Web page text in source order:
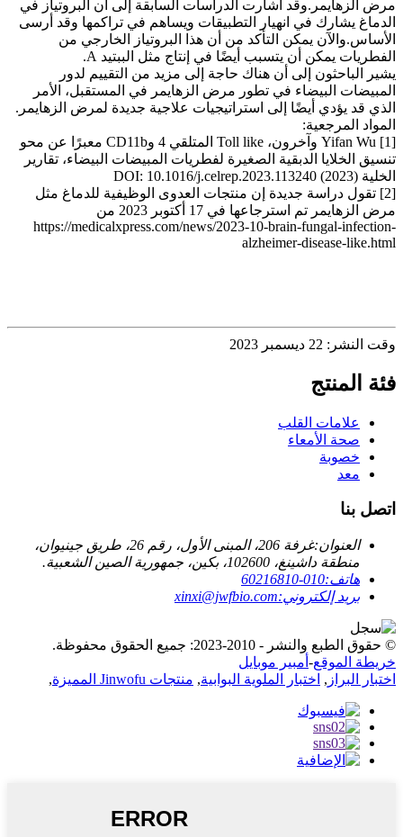
مرض الزهايمر.وقد أشارت الدراسات السابقة إلى أن البروتياز في
الدماغ يشارك في انهيار التطبيقات ويساهم في تراكمها وقد أرسى
الأساس.والآن يمكن التأكد من أن هذا البروتياز الخارجي من
الفطريات يمكن أن يتسبب أيضًا في إنتاج مثل الببتيد A.
يشير الباحثون إلى أن هناك حاجة إلى مزيد من التقييم لدور
المبيضات البيضاء في تطور مرض الزهايمر في المستقبل، الأمر
الذي قد يؤدي أيضًا إلى استراتيجيات علاجية جديدة لمرض الزهايمر.
المواد المرجعية:
[1] Yifan Wu وآخرون، Toll like المتلقي 4 وCD11b معبرًا عن محو
تنسيق الخلايا الدبقية الصغيرة لفطريات المبيضات البيضاء، تقارير
الخلية (2023) DOI: 10.1016/j.celrep.2023.113240
[2] تقول دراسة جديدة إن منتجات العدوى الوظيفية للدماغ مثل
مرض الزهايمر تم استرجاعها في 17 أكتوبر 2023 من
https://medicalxpress.com/news/2023-10-brain-fungal-infection-
alzheimer-disease-like.html
وقت النشر: 22 ديسمبر 2023
فئة المنتج
علامات القلب
صحة الأمعاء
خصوبة
معد
اتصل بنا
العنوان:
غرفة 206، المبنى الأول، رقم 26، طريق جينيوان،
منطقة داشينغ، 102600، بكين، جمهورية الصين الشعبية.
هاتف:010-60216810
بريد إلكتروني:xinxi@jwfbio.com
© حقوق الطبع والنشر - 2010-2023: جميع الحقوق محفوظة.
خريطة الموقع- أمبير موبايل
اختبار البراز , اختبار الملوية البوابية, منتجات Jinwofu المميزة ,